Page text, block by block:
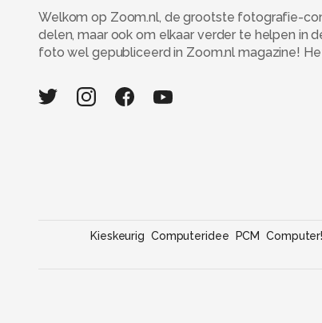
Welkom op Zoom.nl, de grootste fotografie-
delen, maar ook om elkaar verder te helpen in
foto wel gepubliceerd in Zoom.nl magazine!
Kieskeurig Computeridee PCM